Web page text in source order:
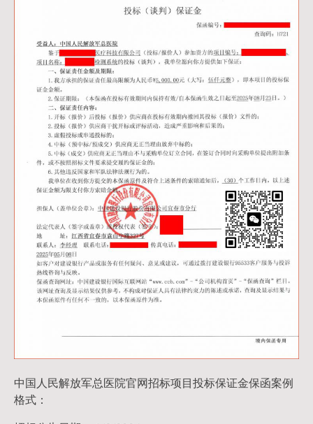
中国人民解放军总医院官网招标项目投标保证金保函案例
格式：